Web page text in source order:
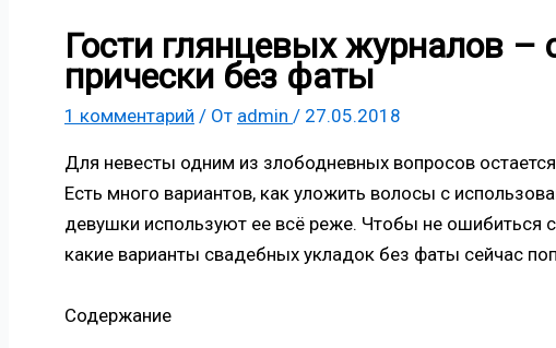
Гости глянцевых журналов –
прически без фаты
1 комментарий / От admin / 27.05.2018
Для невесты одним из злободневных вопросов
Есть много вариантов, как уложить волосы с
девушки используют ее всё реже. Чтобы не ошибиться
какие варианты свадебных укладок без фаты сейчас
Содержание